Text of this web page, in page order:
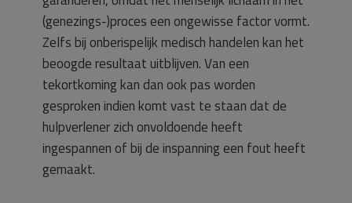
(genezings-)proces een ongewisse factor vormt.
Zelfs bij onberispelijk medisch handelen kan het
beoogde resultaat uitblijven. Van een
tekortkoming kan dan ook pas worden
gesproken indien komt vast te staan dat de
hulpverlener zich onvoldoende heeft
ingespannen of bij de inspanning een fout heeft
gemaakt.